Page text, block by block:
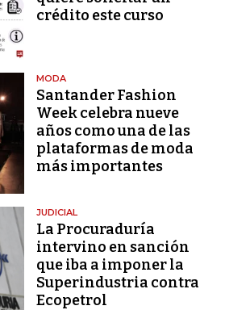
crédito este curso
MODA
Santander Fashion
Week celebra nueve
años como una de las
plataformas de moda
más importantes
JUDICIAL
La Procuraduría
intervino en sanción
que iba a imponer la
Superindustria contra
Ecopetrol